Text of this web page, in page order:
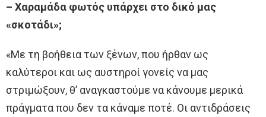
– Χαραμάδα φωτός υπάρχει στο δικό μας
«σκοτάδι»;
«Με τη βοήθεια των ξένων, που ήρθαν ως
καλύτεροι και ως αυστηροί γονείς να μας
στριμώξουν, θ’ αναγκαστούμε να κάνουμε μερικά
πράγματα που δεν τα κάναμε ποτέ. Οι αντιδράσεις